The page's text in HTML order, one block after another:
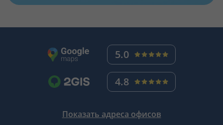
5.0
4.8
Показать адреса офисов